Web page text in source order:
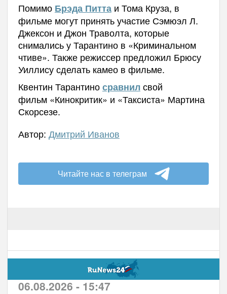
Помимо Брэда Питтаи Тома Круза, в
фильме могут принять участие Сэмюэл Л.
Джексон и Джон Траволта, которые
снимались у Тарантино в «Криминальном
чтиве». Также режиссер предложил Брюсу
Уиллису сделать камео в фильме.
Квентин Тарантиносравнилсвой
фильм «Кинокритик» и «Таксиста» Мартина
Скорсезе.
Автор: Дмитрий Иванов
Читайте нас в телеграм
06.08.2026 - 15:47